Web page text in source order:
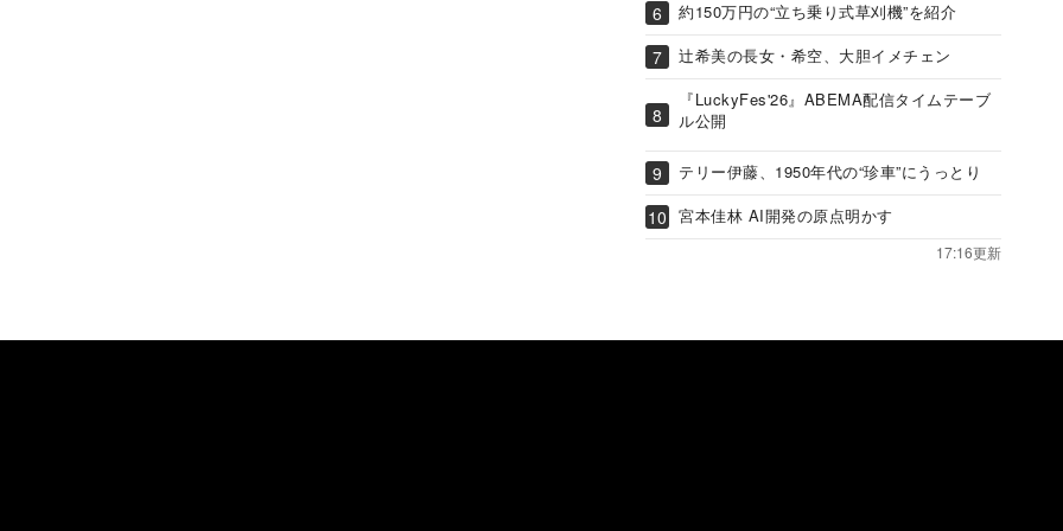
約150万円の“立ち乗り式草刈機”を紹介
辻希美の長女・希空、大胆イメチェン
『LuckyFes'26』ABEMA配信タイムテーブ
ル公開
テリー伊藤、1950年代の“珍車”にうっとり
宮本佳林 AI開発の原点明かす
17:16更新